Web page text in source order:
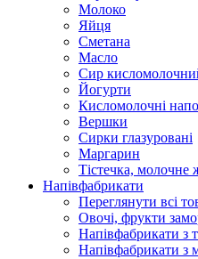
Молоко
Яйця
Сметана
Масло
Сир
Йогурти
Кисломолочні
Вершки
Сирки глазуровані
Маргарин
Тістечка, молочне
Напівфабрикати
Переглянути всі
Овочі, фрукти
Напівфабрикати з
Напівфабрикати з